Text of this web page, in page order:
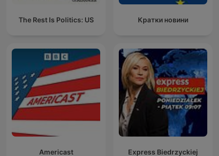
The Rest Is Politics: US Кратки новини
Americast Express Biedrzyckiej